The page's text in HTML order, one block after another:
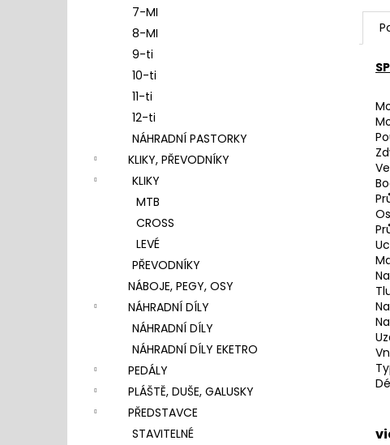
7-MI
8-MI
9-ti
10-ti
11-ti
12-ti
NÁHRADNÍ PASTORKY
KLIKY, PŘEVODNÍKY
KLIKY
MTB
CROSS
LEVÉ
PŘEVODNÍKY
NÁBOJE, PEGY, OSY
NÁHRADNÍ DÍLY
NÁHRADNÍ DÍLY
NÁHRADNÍ DÍLY EKETRO
PEDÁLY
PLÁŠTĚ, DUŠE, GALUSKY
PŘEDSTAVCE
STAVITELNÉ